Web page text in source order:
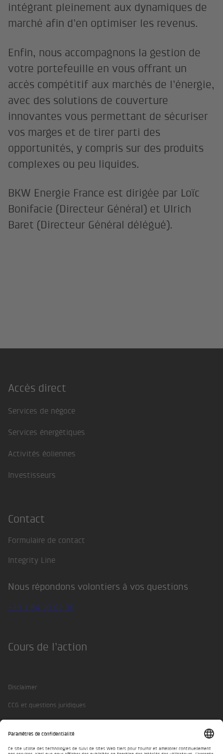
intégrant pleinement aux dynamiques de
marché afin d’en optimiser les revenus.
Enfin, nous accompagnons la gestion de
votre portefeuille en vous offrant un
accès compétitif aux marchés de l’énergie,
avec des solutions de couverture
innovantes vous permettant de sécuriser
vos marges et de tirer parti des
opportunités, y compris sur des produits
complexes ou peu liquides.
BKW Energie France est dirigée par Loïc
Bonifacie (Directeur Général) et Ulrich
Baret (Directeur Général délégué).
Footer
Accès direct
Services de négoce
Services énergétiques
Activités éoliennes
Investisseurs
Contact
Formulaire de contact
Integrity Line
Nous répondons volontiers à vos questions
+33 1 84 20 02 36
Cours de l’action
Disclaimer
CCG et questions juridiques